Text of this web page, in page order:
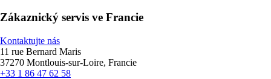
Zákaznický servis ve Francie
Kontaktujte nás
11 rue Bernard Maris
37270 Montlouis-sur-Loire, Francie
+33 1 86 47 62 58